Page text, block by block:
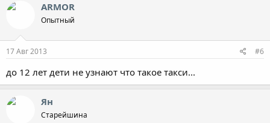
ARMOR
Опытный
17 Авг 2013 #6
до 12 лет дети не узнают что такое такси...
Ян
Старейшина